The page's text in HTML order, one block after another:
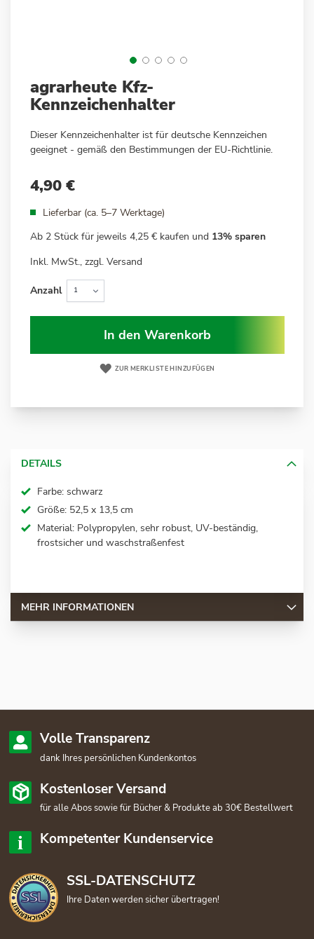
Anfang
der
springen
agrarheute Kfz-
Kennzeichenhalter
Dieser Kennzeichenhalter ist für deutsche Kennzeichen
geeignet - gemäß den Bestimmungen der EU-Richtlinie.
4,90 €
Lieferbar (ca. 5–7 Werktage)
Ab 2 Stück für jeweils 4,25 € kaufen und 13% sparen
Inkl. MwSt., zzgl. Versand
Anzahl
In den Warenkorb
ZUR MERKLISTE HINZUFÜGEN
DETAILS
Farbe: schwarz
Größe: 52,5 x 13,5 cm
Material: Polypropylen, sehr robust, UV-beständig,
frostsicher und waschstraßenfest
MEHR INFORMATIONEN
Volle Transparenz
dank Ihres persönlichen Kundenkontos
Kostenloser Versand
für alle Abos sowie für Bücher & Produkte ab 30€ Bestellwert
Kompetenter Kundenservice
SSL-DATENSCHUTZ
Ihre Daten werden sicher übertragen!